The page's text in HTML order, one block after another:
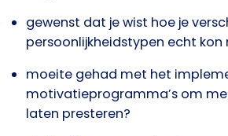
gewenst dat je wist hoe je
persoonlijkheidstypen echt kon
moeite gehad met het
motivatieprogramma’s om
laten presteren?